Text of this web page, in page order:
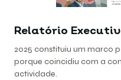
Relatório
2025 constituiu um marco
porque coincidiu com a
actividade.